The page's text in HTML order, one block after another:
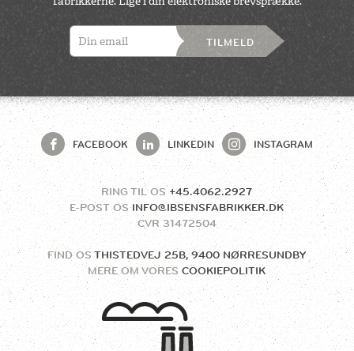
TILMELD
FACEBOOK LINKEDIN INSTAGRAM
RING TIL OS +45.4062.2927
E-POST OS INFO@IBSENSFABRIKKER.DK
MERE OM VORES COOKIEPOLITIK
FIND OS THISTEDVEJ 25B, 9400 NØRRESUNDBY
CVR 31472504